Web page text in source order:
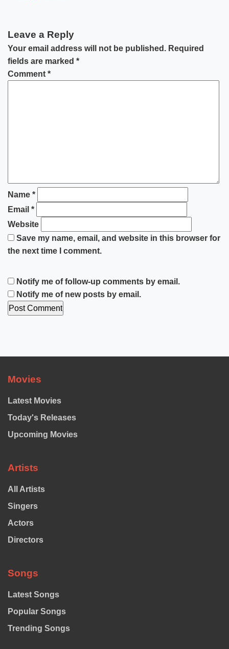
Leave a Reply
Your email address will not be published. Required
fields are marked *
Comment *
Name *
Email *
Website
Save my name, email, and website in this browser for
the next time I comment.
Notify me of follow-up comments by email.
Notify me of new posts by email.
Movies
Latest Movies
Today's Releases
Upcoming Movies
Artists
All Artists
Singers
Actors
Directors
Songs
Latest Songs
Popular Songs
Trending Songs